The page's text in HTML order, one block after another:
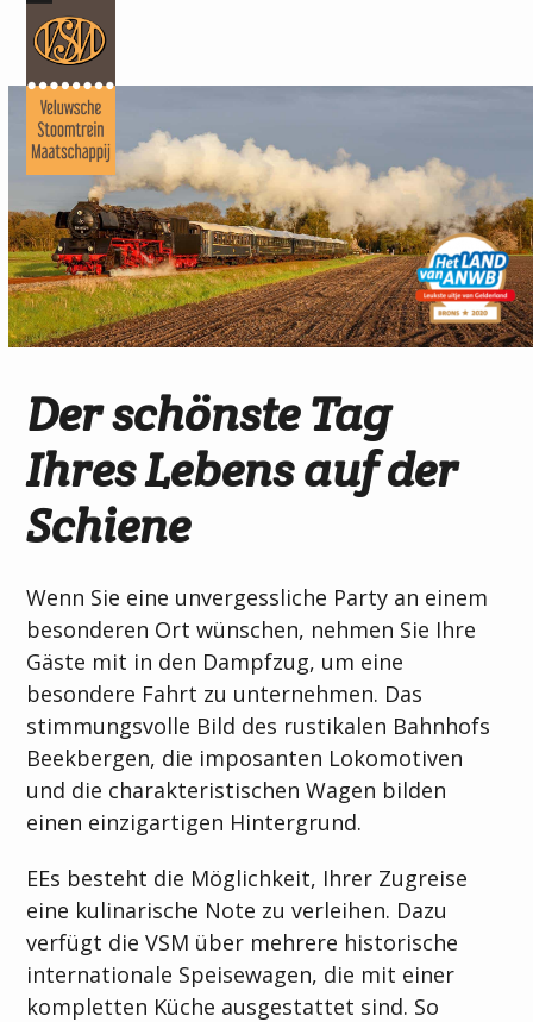
content
Open
mobile
menu
Close
mobile
menu
Der schönste Tag
Ihres Lebens auf der
Schiene
Wenn Sie eine unvergessliche Party an einem
besonderen Ort wünschen, nehmen Sie Ihre
Gäste mit in den Dampfzug, um eine
besondere Fahrt zu unternehmen. Das
stimmungsvolle Bild des rustikalen Bahnhofs
Beekbergen, die imposanten Lokomotiven
und die charakteristischen Wagen bilden
einen einzigartigen Hintergrund.
EEs besteht die Möglichkeit, Ihrer Zugreise
eine kulinarische Note zu verleihen. Dazu
verfügt die VSM über mehrere historische
internationale Speisewagen, die mit einer
kompletten Küche ausgestattet sind. So